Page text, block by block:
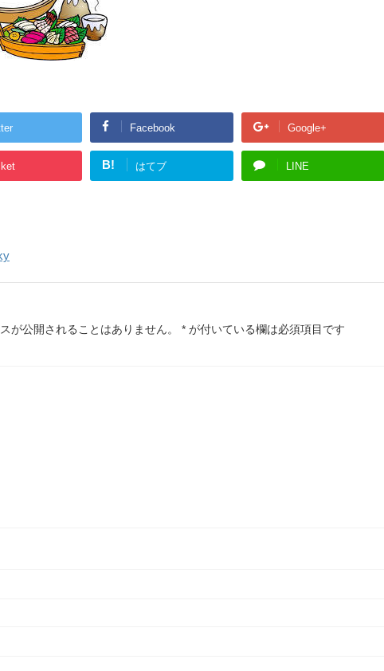
Facebook Google+
B! はてブ LINE
が公開されることはありません。 * が付いている欄は必須項目です